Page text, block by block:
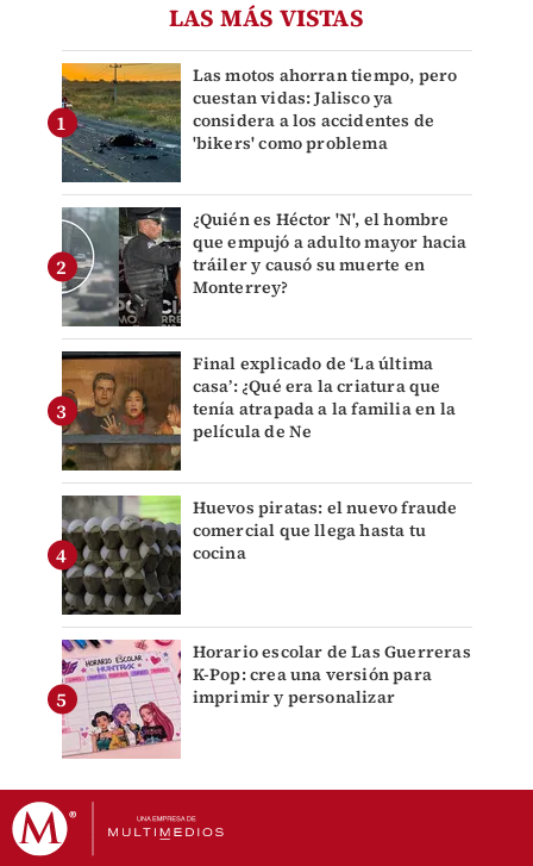
LAS MÁS VISTAS
Las motos ahorran tiempo, pero
cuestan vidas: Jalisco ya
considera a los accidentes de
'bikers' como problema
¿Quién es Héctor 'N', el hombre
que empujó a adulto mayor hacia
tráiler y causó su muerte en
Monterrey?
Final explicado de ‘La última
casa’: ¿Qué era la criatura que
tenía atrapada a la familia en la
película de Ne
Huevos piratas: el nuevo fraude
comercial que llega hasta tu
cocina
Horario escolar de Las Guerreras
K-Pop: crea una versión para
imprimir y personalizar